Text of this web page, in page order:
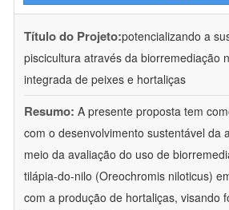
Título do Projeto:potencializando a
piscicultura através da biorremediação
integrada de peixes e hortaliças
Resumo: A presente proposta tem
com o desenvolvimento sustentável da
meio da avaliação do uso de
tilápia-do-nilo (Oreochromis niloticus)
com a produção de hortaliças, visando